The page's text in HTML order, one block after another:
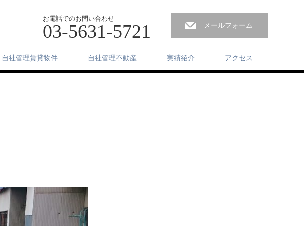
お電話でのお問い合わせ
03-5631-5721 メールフォーム
自社管理賃貸物件 自社管理不動産 実績紹介 アクセス